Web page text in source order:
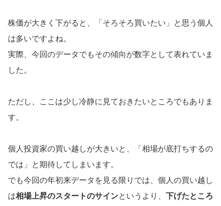
株価が大きく下がると、「そろそろ買いたい」と思う個人
は多いですよね。
実際、今回のデータでもその傾向が数字として表れていま
した。
ただし、ここは少し冷静に見ておきたいところでもありま
す。
個人投資家の買い越しが大きいと、「相場が底打ちするの
では」と期待してしまいます。
でも今回の年初来データを見る限りでは、個人の買い越し
は相場上昇のスタートのサインというより、 下げたところ